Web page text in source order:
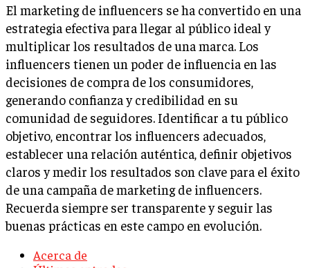
El marketing de influencers se ha convertido en una
estrategia efectiva para llegar al público ideal y
multiplicar los resultados de una marca. Los
influencers tienen un poder de influencia en las
decisiones de compra de los consumidores,
generando confianza y credibilidad en su
comunidad de seguidores. Identificar a tu público
objetivo, encontrar los influencers adecuados,
establecer una relación auténtica, definir objetivos
claros y medir los resultados son clave para el éxito
de una campaña de marketing de influencers.
Recuerda siempre ser transparente y seguir las
buenas prácticas en este campo en evolución.
Acerca de